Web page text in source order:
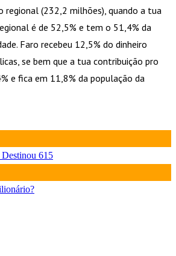
regional (232,2 milhões), quando a tua
é de 52,5% e tem o 51,4% da
Faro recebeu 12,5% do dinheiro
se bem que a tua contribuição pro
e fica em 11,8% da população da
615